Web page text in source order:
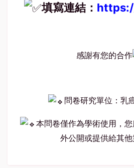
填寫連結：
感謝有您的合作
問卷研究單位：乳
本問卷僅作為學術使用，
外公開或提供給其他